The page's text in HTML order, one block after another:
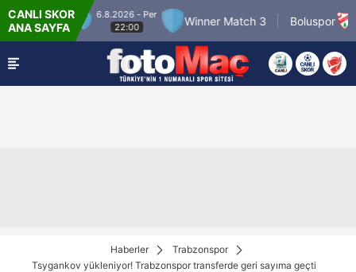
CANLI SKOR
ANA SAYFA
Match 2
6.8.2026 - Per
22:00
Winner Match 3 Boluspor
Haberler
Trabzonspor
Tsygankov yükleniyor! Trabzonspor transferde geri sayıma geçti